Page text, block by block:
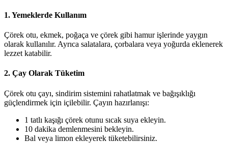
1. Yemeklerde Kullanım
Çörek otu, ekmek, poğaça ve çörek gibi hamur işlerinde yaygın
olarak kullanılır. Ayrıca salatalara, çorbalara veya yoğurda eklenerek
lezzet katabilir.
2. Çay Olarak Tüketim
Çörek otu çayı, sindirim sistemini rahatlatmak ve bağışıklığı
güçlendirmek için içilebilir. Çayın hazırlanışı:
1 tatlı kaşığı çörek otunu sıcak suya ekleyin.
10 dakika demlenmesini bekleyin.
Bal veya limon ekleyerek tüketebilirsiniz.